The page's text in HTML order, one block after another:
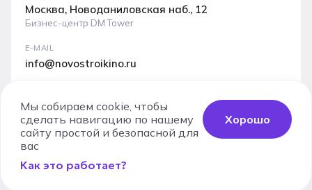
Москва, Новоданиловская наб., 12
Бизнес-центр DM Tower
E-MAIL
info@novostroikino.ru
аудитория
Скачать PDF
Мы собираем cookie, чтобы
сделать навигацию по нашему
сайту простой и безопасной для
вас
Как это работает?
Хорошо